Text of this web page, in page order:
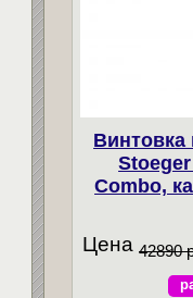
Винтовка
Combo,
Цена 42890